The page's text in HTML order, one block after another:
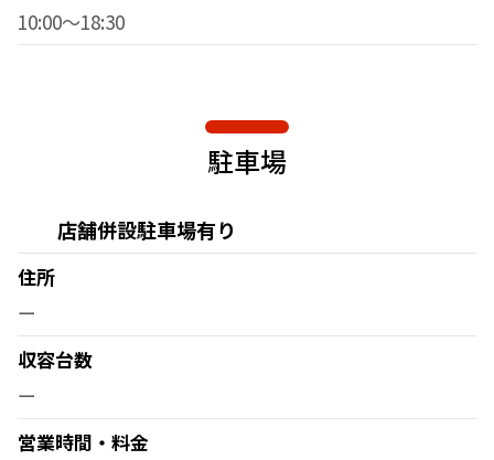
10:00～18:30
駐車場
店舗併設駐車場有り
住所
ー
収容台数
ー
営業時間・料金